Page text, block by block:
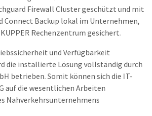
Firewall Cluster geschützt und mit
Connect Backup lokal im Unternehmen,
Rechenzentrum gesichert.
und Verfügbarkeit
die installierte Lösung vollständig durch
betrieben. Somit können sich die IT-
auf die wesentlichen Arbeiten
Nahverkehrsunternehmens